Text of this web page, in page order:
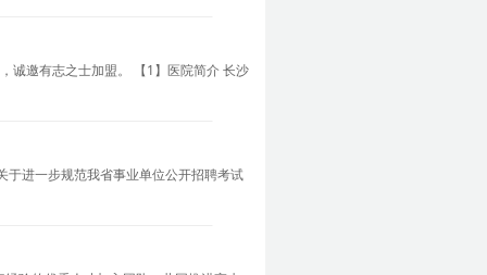
诚邀有志之士加盟。 【1】医院简介 长沙
进一步规范我省事业单位公开招聘考试